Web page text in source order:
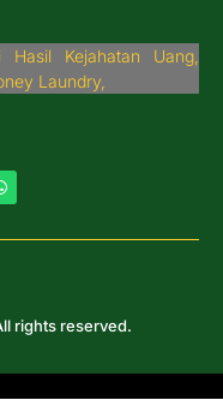
Kejahatan Uang,
Laundry,
rights reserved.